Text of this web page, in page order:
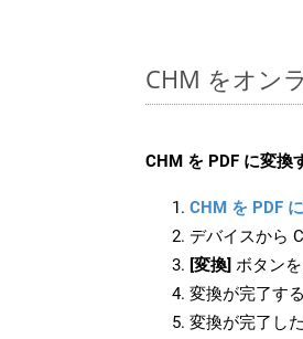
CHM をオン
CHM を PDF に変換
CHM を PDF
デバイスから
[変換] ボタン
変換が完了す
変換が完了し